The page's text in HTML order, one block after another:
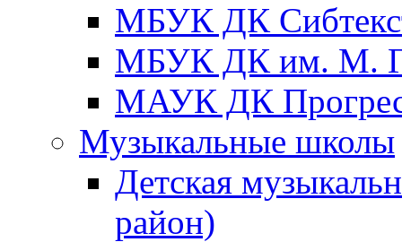
МБУК ДК
МБУК ДК им. М.
МАУК ДК
Музыкальные школы
Детская
район)